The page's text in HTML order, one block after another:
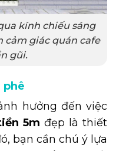
kính chiếu sáng
cảm giác quán cafe
gũi.
phê
hưởng đến việc
5m đẹp là thiết
bạn cần chú ý lựa